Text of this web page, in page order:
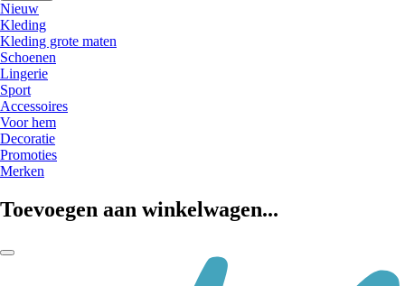
Nieuw
Kleding
Kleding grote maten
Schoenen
Lingerie
Sport
Accessoires
Voor hem
Decoratie
Promoties
Merken
Toevoegen aan winkelwagen...